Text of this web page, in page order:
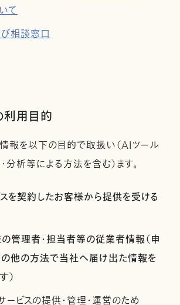
て
相談窓口
用目的
報を以下の目的で取扱い（AIツール
分析等による方法を含む）ます。
を契約したお客様から提供を受ける
管理者・担当者等の従業者情報（申
他の方法で当社へ届け出た情報を
）
ービスの提供・管理・運営のため